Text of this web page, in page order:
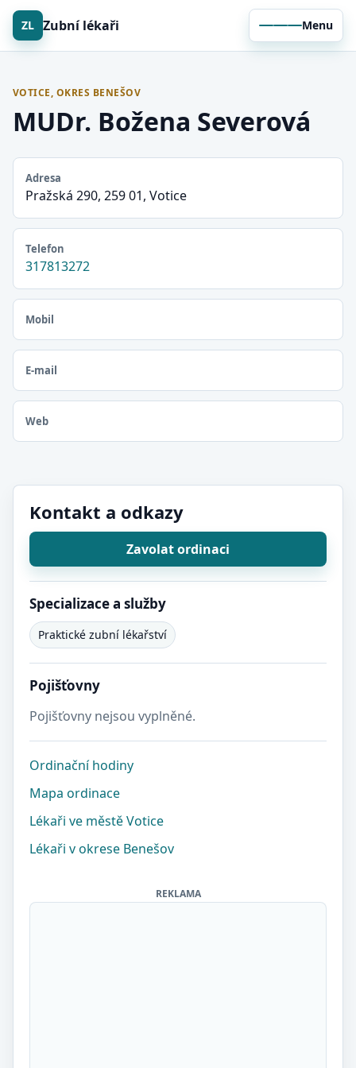
ZL Zubní lékaři Menu
VOTICE, OKRES BENEŠOV
MUDr. Božena Severová
Adresa
Pražská 290, 259 01, Votice
Telefon
317813272
Mobil
E-mail
Web
Kontakt a odkazy
Zavolat ordinaci
Specializace a služby
Praktické zubní lékařství
Pojišťovny
Pojišťovny nejsou vyplněné.
Ordinační hodiny
Mapa ordinace
Lékaři ve městě Votice
Lékaři v okrese Benešov
REKLAMA